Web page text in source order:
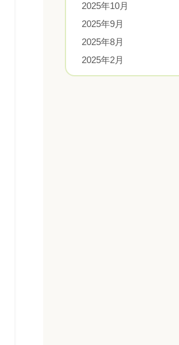
2025年10月
2025年9月
2025年8月
2025年2月